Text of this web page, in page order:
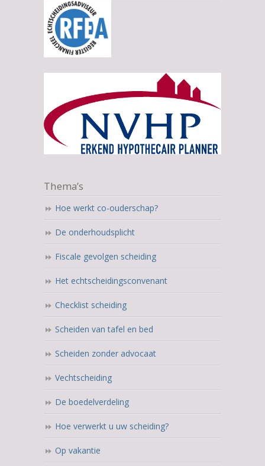
Thema’s
Hoe werkt co-ouderschap?
De onderhoudsplicht
Fiscale gevolgen scheiding
Het echtscheidingsconvenant
Checklist scheiding
Scheiden van tafel en bed
Scheiden zonder advocaat
Vechtscheiding
De boedelverdeling
Hoe verwerkt u uw scheiding?
Op vakantie